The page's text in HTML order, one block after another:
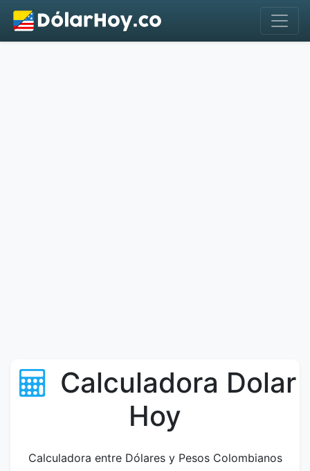
Calculadora Dolar
Hoy
Calculadora entre Dólares y Pesos Colombianos